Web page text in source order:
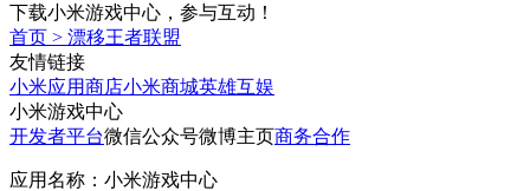
下载小米游戏中心，参与互动！
首页 > 漂移王者联盟
友情链接
小米应用商店小米商城英雄互娱
小米游戏中心
开发者平台微信公众号微博主页商务合作
应用名称：小米游戏中心